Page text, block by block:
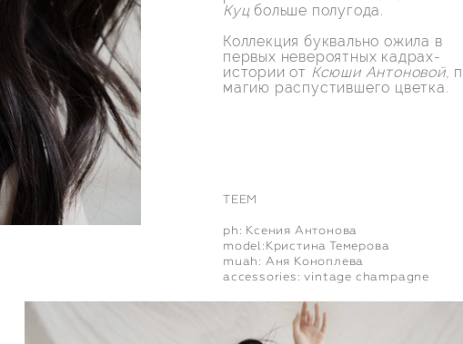
Куцбольше полугода.
Коллекция буквально ожила в
первых невероятных кадрах-
истории от Ксюши Антоновой,
магию распустившего цветка.
TEEM
ph: Ксения Антонова
model: Кристина Темерова
muah: Аня Коноплева
accessories:vintage champagne